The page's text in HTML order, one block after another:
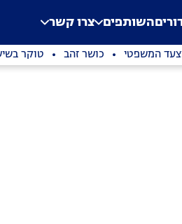
השותפים צרו קשר
המשפטי כושר זהב טוקר